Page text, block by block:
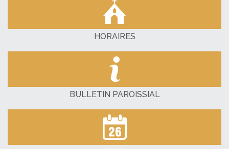
HORAIRES
BULLETIN PAROISSIAL